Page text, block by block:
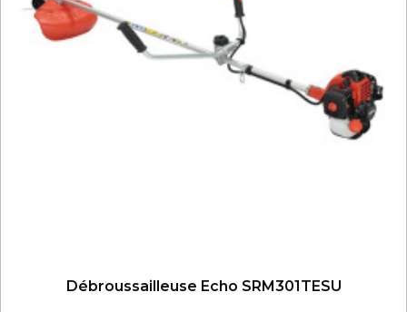
Débroussailleuse Echo SRM301TESU